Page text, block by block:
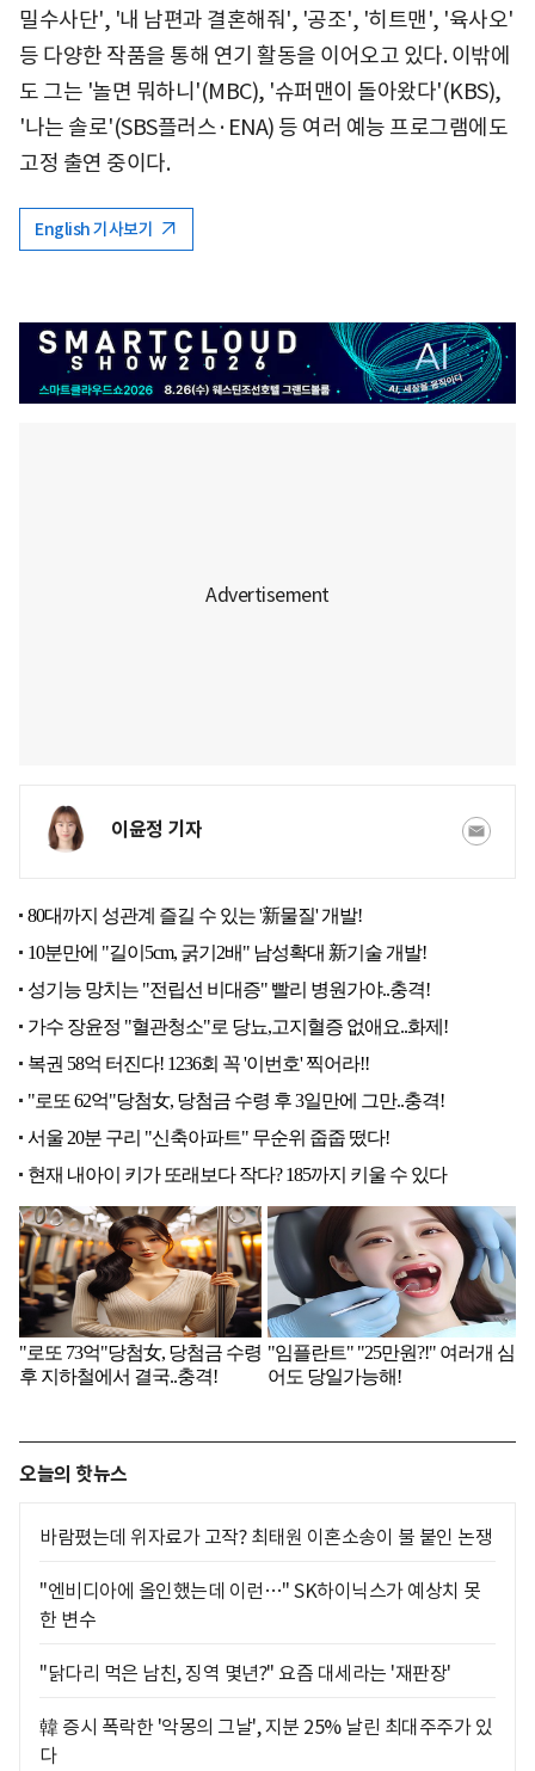
밀수사단', '내 남편과 결혼해줘', '공조', '히트맨', '육사오'
등 다양한 작품을 통해 연기 활동을 이어오고 있다. 이밖에
도 그는 '놀면 뭐하니'(MBC), '슈퍼맨이 돌아왔다'(KBS),
'나는 솔로'(SBS플러스·ENA) 등 여러 예능 프로그램에도
고정 출연 중이다.
English 기사보기
이윤정 기자
오늘의 핫뉴스
바람폈는데 위자료가 고작? 최태원 이혼소송이 불 붙인 논쟁
"엔비디아에 올인했는데 이런…" SK하이닉스가 예상치 못
한 변수
"닭다리 먹은 남친, 징역 몇년?" 요즘 대세라는 '재판장'
韓 증시 폭락한 '악몽의 그날', 지분 25% 날린 최대주주가 있
다